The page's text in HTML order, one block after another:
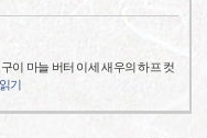
이 마늘 버터 이세 새우의 하프 컷
기